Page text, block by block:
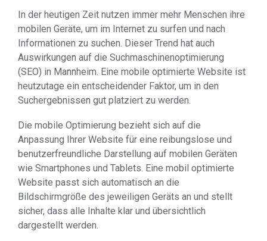
In der heutigen Zeit nutzen immer mehr Menschen ihre
mobilen Geräte, um im Internet zu surfen und nach
Informationen zu suchen. Dieser Trend hat auch
Auswirkungen auf die Suchmaschinenoptimierung
(SEO) in Mannheim. Eine mobile optimierte Website ist
heutzutage ein entscheidender Faktor, um in den
Suchergebnissen gut platziert zu werden.
Die mobile Optimierung bezieht sich auf die
Anpassung Ihrer Website für eine reibungslose und
benutzerfreundliche Darstellung auf mobilen Geräten
wie Smartphones und Tablets. Eine mobil optimierte
Website passt sich automatisch an die
Bildschirmgröße des jeweiligen Geräts an und stellt
sicher, dass alle Inhalte klar und übersichtlich
dargestellt werden.